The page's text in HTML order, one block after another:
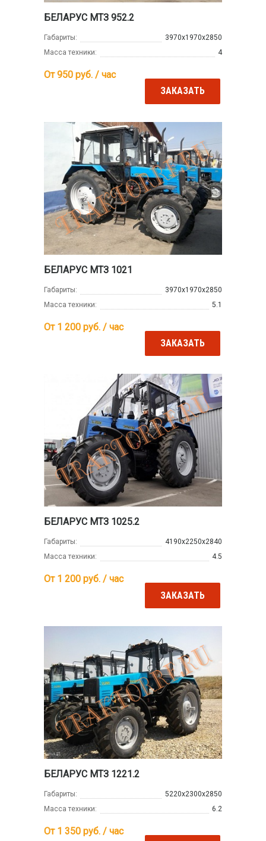
БЕЛАРУС МТЗ 952.2
Габариты:
3970х1970х2850
Масса техники:
4
От 950 руб. / час
ЗАКАЗАТЬ
БЕЛАРУС МТЗ 1021
Габариты:
3970х1970х2850
Масса техники:
5.1
От 1 200 руб. / час
ЗАКАЗАТЬ
БЕЛАРУС МТЗ 1025.2
Габариты:
4190х2250х2840
Масса техники:
4.5
От 1 200 руб. / час
ЗАКАЗАТЬ
БЕЛАРУС МТЗ 1221.2
Габариты:
5220x2300x2850
Масса техники:
6.2
От 1 350 руб. / час